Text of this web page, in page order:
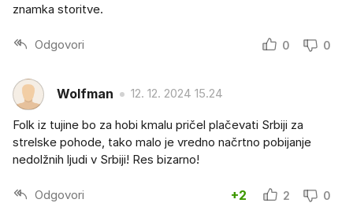
znamka storitve.
Odgovori 0 0
Wolfman 12. 12. 2024 15.24
Folk iz tujine bo za hobi kmalu pričel plačevati Srbiji za
strelske pohode, tako malo je vredno načrtno pobijanje
nedolžnih ljudi v Srbiji! Res bizarno!
Odgovori +2 2 0